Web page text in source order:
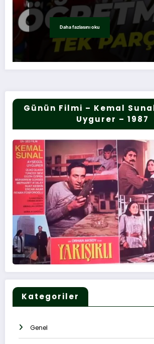
Daha fazlasını oku
Günün Filmi – Kemal
Uygurer – 1987
Kategoriler
Genel